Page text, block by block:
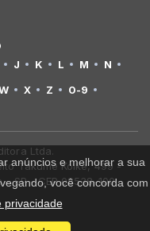
J K L M
N
X Z 0-9
Ltda.
Takume Koike, 499 -
SP - CEP 08538-100
anúncios e melhorar a sua
você concorda com
privacidade